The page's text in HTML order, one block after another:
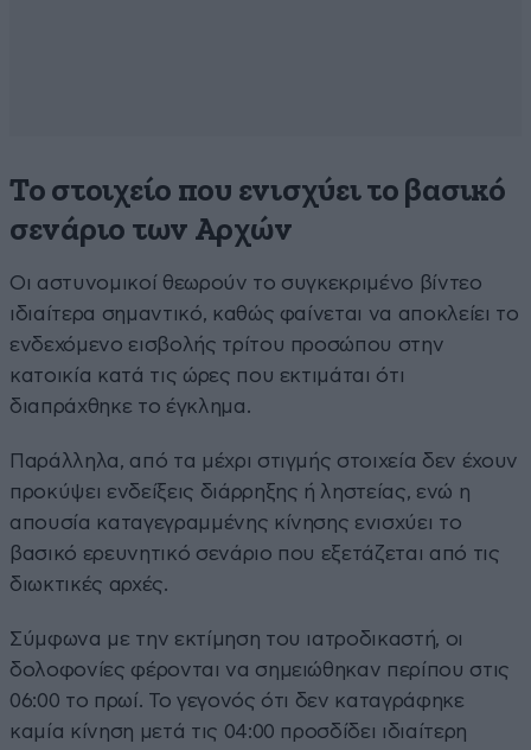
Το στοιχείο που ενισχύει το βασικό
σενάριο των Αρχών
Οι αστυνομικοί θεωρούν το συγκεκριμένο βίντεο
ιδιαίτερα σημαντικό, καθώς φαίνεται να αποκλείει το
ενδεχόμενο εισβολής τρίτου προσώπου στην
κατοικία κατά τις ώρες που εκτιμάται ότι
διαπράχθηκε το έγκλημα.
Παράλληλα, από τα μέχρι στιγμής στοιχεία δεν έχουν
προκύψει ενδείξεις διάρρηξης ή ληστείας, ενώ η
απουσία καταγεγραμμένης κίνησης ενισχύει το
βασικό ερευνητικό σενάριο που εξετάζεται από τις
διωκτικές αρχές.
Σύμφωνα με την εκτίμηση του ιατροδικαστή, οι
δολοφονίες φέρονται να σημειώθηκαν περίπου στις
06:00 το πρωί. Το γεγονός ότι δεν καταγράφηκε
καμία κίνηση μετά τις 04:00 προσδίδει ιδιαίτερη